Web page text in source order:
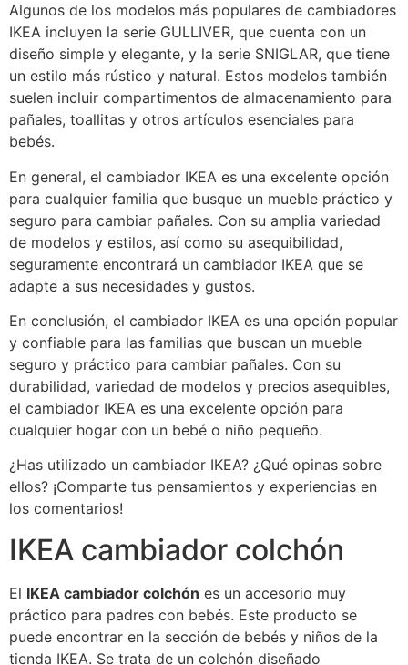
Algunos de los modelos más populares de cambiadores
IKEA incluyen la serie GULLIVER, que cuenta con un
diseño simple y elegante, y la serie SNIGLAR, que tiene
un estilo más rústico y natural. Estos modelos también
suelen incluir compartimentos de almacenamiento para
pañales, toallitas y otros artículos esenciales para
bebés.
En general, el cambiador IKEA es una excelente opción
para cualquier familia que busque un mueble práctico y
seguro para cambiar pañales. Con su amplia variedad
de modelos y estilos, así como su asequibilidad,
seguramente encontrará un cambiador IKEA que se
adapte a sus necesidades y gustos.
En conclusión, el cambiador IKEA es una opción popular
y confiable para las familias que buscan un mueble
seguro y práctico para cambiar pañales. Con su
durabilidad, variedad de modelos y precios asequibles,
el cambiador IKEA es una excelente opción para
cualquier hogar con un bebé o niño pequeño.
¿Has utilizado un cambiador IKEA? ¿Qué opinas sobre
ellos? ¡Comparte tus pensamientos y experiencias en
los comentarios!
IKEA cambiador colchón
El IKEA cambiador colchón es un accesorio muy
práctico para padres con bebés. Este producto se
puede encontrar en la sección de bebés y niños de la
tienda IKEA. Se trata de un colchón diseñado